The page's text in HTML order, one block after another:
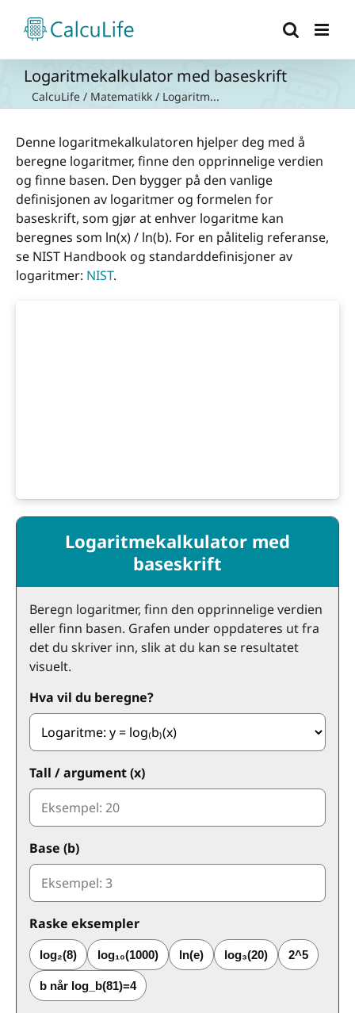
content
Logaritmekalkulator med baseskrift
CalcuLife / Matematikk / Logaritm...
Denne logaritmekalkulatoren hjelper deg med å
beregne logaritmer, finne den opprinnelige verdien
og finne basen. Den bygger på den vanlige
definisjonen av logaritmer og formelen for
baseskrift, som gjør at enhver logaritme kan
beregnes som ln(x) / ln(b). For en pålitelig referanse,
se NIST Handbook og standarddefinisjoner av
logaritmer: NIST.
Logaritmekalkulator med
baseskrift
Beregn logaritmer, finn den opprinnelige verdien
eller finn basen. Grafen under oppdateres ut fra
det du skriver inn, slik at du kan se resultatet
visuelt.
Hva vil du beregne?
Tall / argument (x)
Base (b)
Raske eksempler
log₂(8) log₁₀(1000) ln(e) log₃(20) 2^5
b når log_b(81)=4